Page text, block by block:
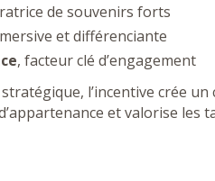
de souvenirs forts
et différenciante
, facteur clé d’engagement
l’incentive crée un
et valorise les